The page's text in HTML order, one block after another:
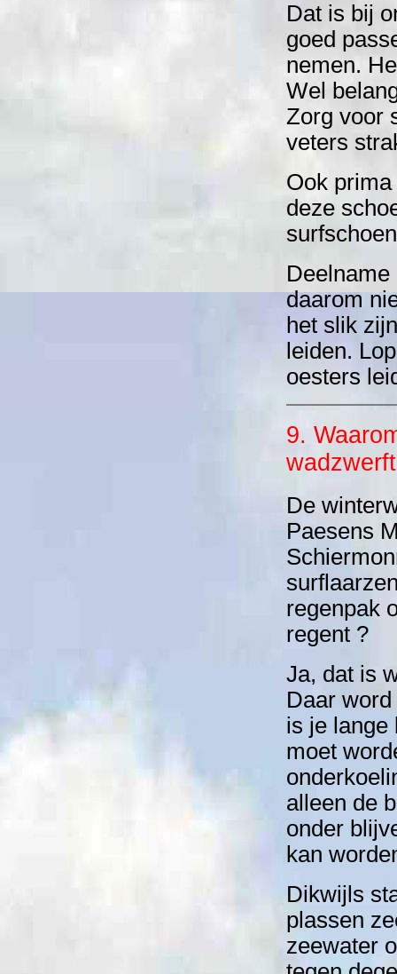
Dat is bij
goed
nemen.
Wel
Zorg voor
veters
Ook
deze
daarom
het slik
leiden.
oesters
9.
De
Paesens
regenpak
regent ?
Ja, dat is
Daar
is je lange
moet
alleen de
onder
kan
Dikwijls
plassen
zeewater